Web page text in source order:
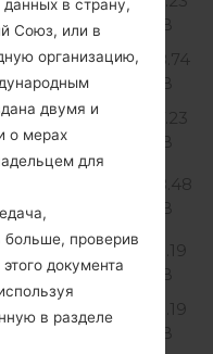
Unknown
MiB
Unknown
138.74
MiB
Unknown
137.23
MiB
138.48
MiB
Unknown
135.19
MiB
Unknown
135.19
MiB
в страну,
Союз, или в
организацию,
двумя и
о мерах
для
больше, проверив
документа
в разделе